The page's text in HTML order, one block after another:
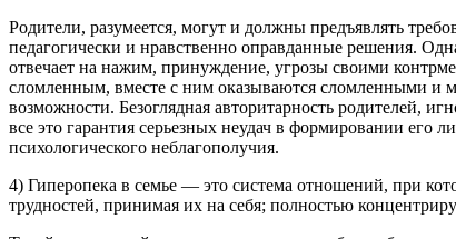
Родители, разумеется, могут и должны предъявлять
педагогически и нравственно оправданные решения.
отвечает на нажим, принуждение, угрозы своими
сломленным, вместе с ним оказываются сломленными и
возможности. Безоглядная авторитарность родителей,
все это гарантия серьезных неудач в формировании его
психологического неблагополучия.
4) Гиперопека в семье — это система отношений, при
трудностей, принимая их на себя; полностью